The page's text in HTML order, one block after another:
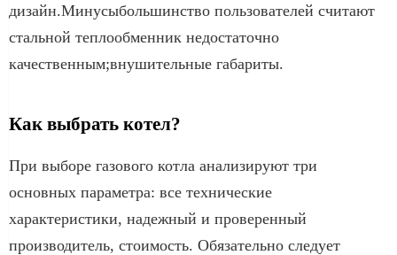
дизайн.Минусыбольшинство пользователей считают
стальной теплообменник недостаточно
качественным;внушительные габариты.
Как выбрать котел?
При выборе газового котла анализируют три
основных параметра: все технические
характеристики, надежный и проверенный
производитель, стоимость. Обязательно следует